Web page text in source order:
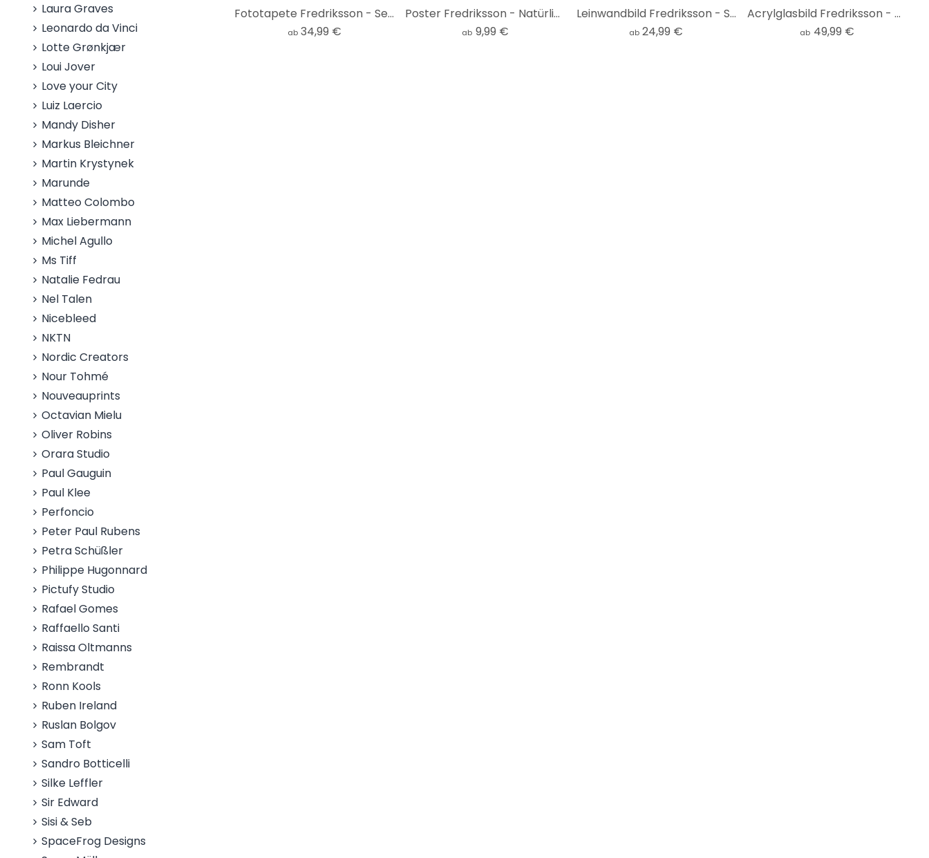
Laura Graves
Leonardo da Vinci
Lotte Grønkjær
Loui Jover
Love your City
Luiz Laercio
Mandy Disher
Markus Bleichner
Martin Krystynek
Marunde
Matteo Colombo
Max Liebermann
Michel Agullo
Ms Tiff
Natalie Fedrau
Nel Talen
Nicebleed
NKTN
Nordic Creators
Nour Tohmé
Nouveauprints
Octavian Mielu
Oliver Robins
Orara Studio
Paul Gauguin
Paul Klee
Perfoncio
Peter Paul Rubens
Petra Schüßler
Philippe Hugonnard
Pictufy Studio
Rafael Gomes
Raffaello Santi
Raissa Oltmanns
Rembrandt
Ronn Kools
Ruben Ireland
Ruslan Bolgov
Sam Toft
Sandro Botticelli
Silke Leffler
Sir Edward
Sisi & Seb
SpaceFrog Designs
Fototapete Fredriksson - Seelenruhe - Rund - Selbstklebend/Vlies
ab 34,99 €
Poster Fredriksson - Natürliche Abstraktion
ab 9,99 €
Leinwandbild Fredriksson - Seelenruhe
ab 24,99 €
Acrylglasbild Fredriksson - Tinte: Rosé und Gold
ab 49,99 €